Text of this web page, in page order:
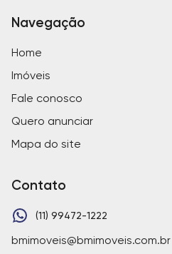
Navegação
Home
Imóveis
Fale conosco
Quero anunciar
Mapa do site
Contato
(11) 99472-1222
bmimoveis@bmimoveis.com.br